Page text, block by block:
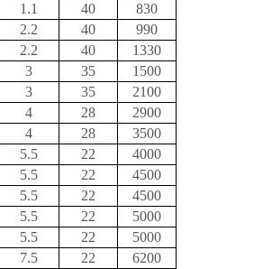
1.1 40
830
2.2 40
990
2.2 40
1330
3 35
1500
3 35
2100
4 28
2900
4 28
3500
5.5 22
4000
5.5 22
4500
5.5 22
4500
5.5 22
5000
5.5 22
5000
7.5 22
6200